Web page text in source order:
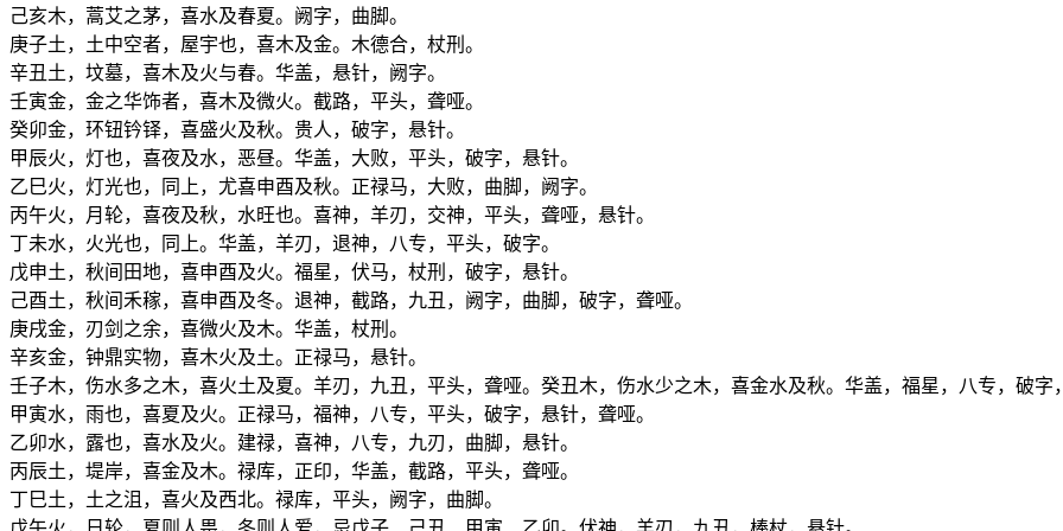
己亥木，蒿艾之茅，喜水及春夏。阙字，曲脚。
庚子土，土中空者，屋宇也，喜木及金。木德合，杖刑。
辛丑土，坟墓，喜木及火与春。华盖，悬针，阙字。
壬寅金，金之华饰者，喜木及微火。截路，平头，聋哑。
癸卯金，环钮钤铎，喜盛火及秋。贵人，破字，悬针。
甲辰火，灯也，喜夜及水，恶昼。华盖，大败，平头，破字，悬针。
乙巳火，灯光也，同上，尤喜申酉及秋。正禄马，大败，曲脚，阙字。
丙午火，月轮，喜夜及秋，水旺也。喜神，羊刃，交神，平头，聋哑，悬针。
丁未水，火光也，同上。华盖，羊刃，退神，八专，平头，破字。
戊申土，秋间田地，喜申酉及火。福星，伏马，杖刑，破字，悬针。
己酉土，秋间禾稼，喜申酉及冬。退神，截路，九丑，阙字，曲脚，破字，聋哑。
庚戌金，刃剑之余，喜微火及木。华盖，杖刑。
辛亥金，钟鼎实物，喜木火及土。正禄马，悬针。
壬子木，伤水多之木，喜火土及夏。羊刃，九丑，平头，聋哑。癸丑木，伤水少之木，喜金水及秋。华盖，福星，八专，破字
甲寅水，雨也，喜夏及火。正禄马，福神，八专，平头，破字，悬针，聋哑。
乙卯水，露也，喜水及火。建禄，喜神，八专，九刃，曲脚，悬针。
丙辰土，堤岸，喜金及木。禄库，正印，华盖，截路，平头，聋哑。
丁巳土，土之沮，喜火及西北。禄库，平头，阙字，曲脚。